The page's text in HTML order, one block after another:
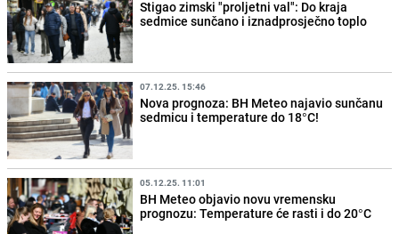
Stigao zimski "proljetni val": Do kraja
sedmice sunčano i iznadprosječno toplo
07.12.25. 15:46
Nova prognoza: BH Meteo najavio sunčanu
sedmicu i temperature do 18°C!
05.12.25. 11:01
BH Meteo objavio novu vremensku
prognozu: Temperature će rasti i do 20°C